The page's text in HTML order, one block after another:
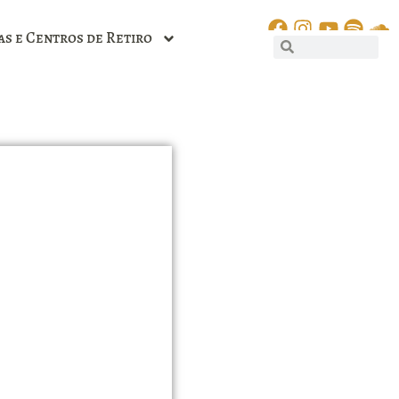
e Centros de Retiro